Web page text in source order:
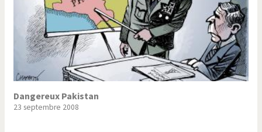
Dangereux Pakistan
23 septembre 2008